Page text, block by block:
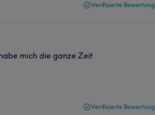
Verifizierte Bewertung
mich die ganze Zeit
Verifizierte Bewertung